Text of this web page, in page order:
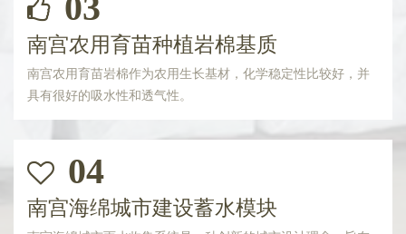
南宫农用育苗种植岩棉基质
南宫农用育苗岩棉作为农用生长基材，化学稳定性比较好，并
具有很好的吸水性和透气性。
04
南宫海绵城市建设蓄水模块